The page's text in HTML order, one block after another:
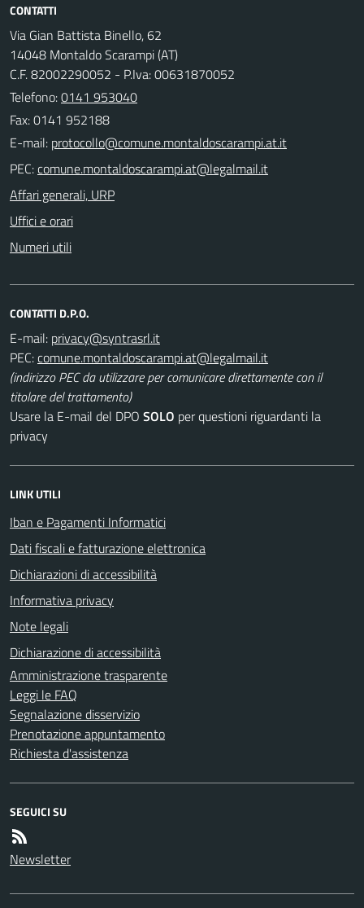
CONTATTI
Via Gian Battista Binello, 62
14048 Montaldo Scarampi (AT)
C.F. 82002290052 - P.Iva: 00631870052
Telefono:0141 953040
Fax: 0141 952188
E-mail:
PEC:
Affari generali, URP
Uffici e orari
Numeri utili
CONTATTI D.P.O.
E-mail:
PEC:
(indirizzo PEC da utilizzare per comunicare direttamente con il
titolare del trattamento)
Usare la E-mail del DPO SOLO per questioni riguardanti la
privacy
LINK UTILI
Iban e Pagamenti Informatici
Dati fiscali e fatturazione elettronica
Dichiarazioni di accessibilità
Informativa privacy
Note legali
Dichiarazione di accessibilità
Amministrazione trasparente
Leggi le FAQ
Segnalazione disservizio
Prenotazione appuntamento
Richiesta d'assistenza
SEGUICI SU
Newsletter